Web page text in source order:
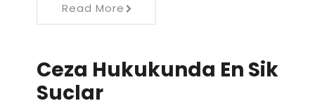
Read More
Ceza Hukukunda En Sik
Suclar